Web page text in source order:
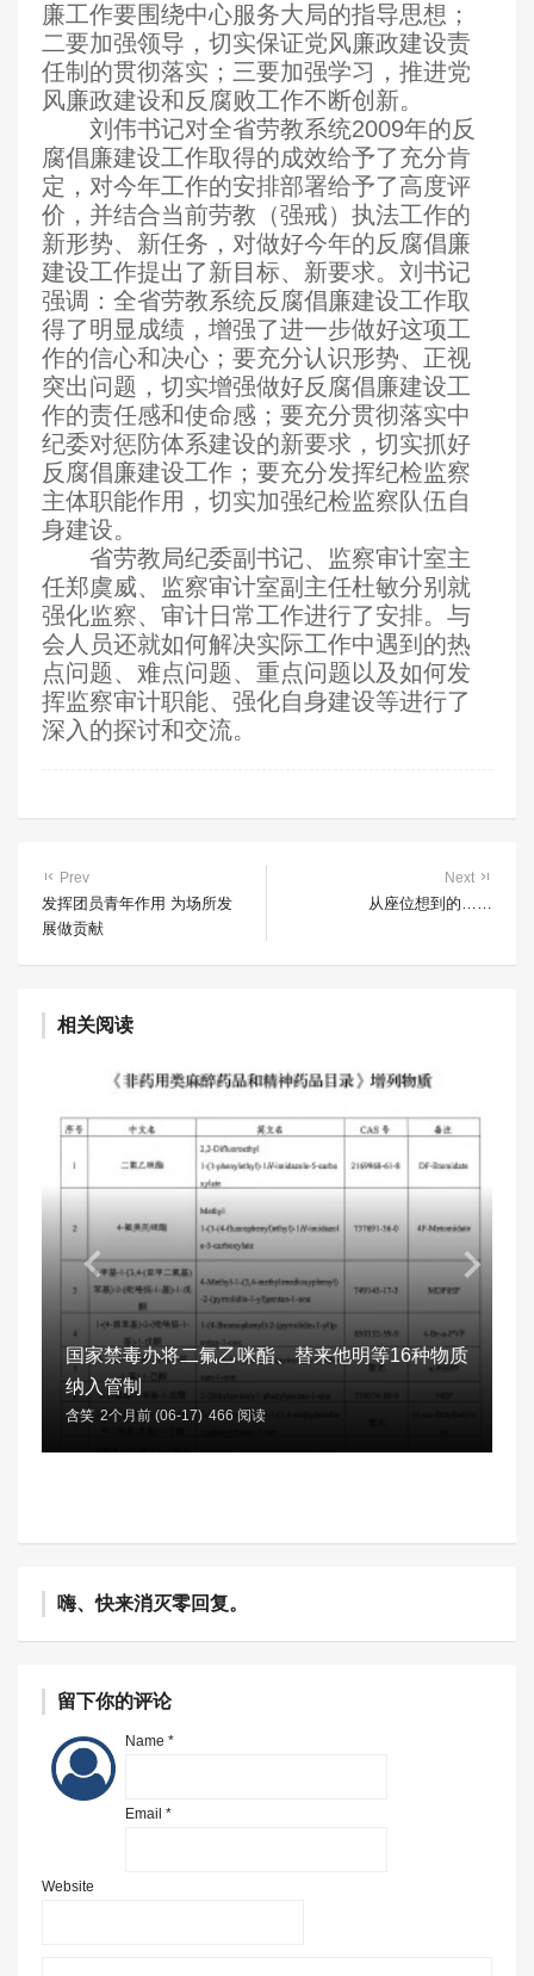
廉工作要围绕中心服务大局的指导思想；
二要加强领导，切实保证党风廉政建设责
任制的贯彻落实；三要加强学习，推进党
风廉政建设和反腐败工作不断创新。
刘伟书记对全省劳教系统2009年的反
腐倡廉建设工作取得的成效给予了充分肯
定，对今年工作的安排部署给予了高度评
价，并结合当前劳教（强戒）执法工作的
新形势、新任务，对做好今年的反腐倡廉
建设工作提出了新目标、新要求。刘书记
强调：全省劳教系统反腐倡廉建设工作取
得了明显成绩，增强了进一步做好这项工
作的信心和决心；要充分认识形势、正视
突出问题，切实增强做好反腐倡廉建设工
作的责任感和使命感；要充分贯彻落实中
纪委对惩防体系建设的新要求，切实抓好
反腐倡廉建设工作；要充分发挥纪检监察
主体职能作用，切实加强纪检监察队伍自
身建设。
省劳教局纪委副书记、监察审计室主
任郑虞威、监察审计室副主任杜敏分别就
强化监察、审计日常工作进行了安排。与
会人员还就如何解决实际工作中遇到的热
点问题、难点问题、重点问题以及如何发
挥监察审计职能、强化自身建设等进行了
深入的探讨和交流。
Prev
发挥团员青年作用 为场所发
展做贡献
Next
从座位想到的……
相关阅读
国家禁毒办将二氟乙咪酯、替来他明等16种物质
纳入管制
含笑 2个月前 (06-17) 466 阅读
嗨、快来消灭零回复。
留下你的评论
Name *
Email *
Website